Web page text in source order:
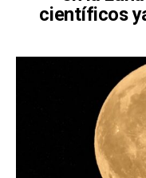
científicos